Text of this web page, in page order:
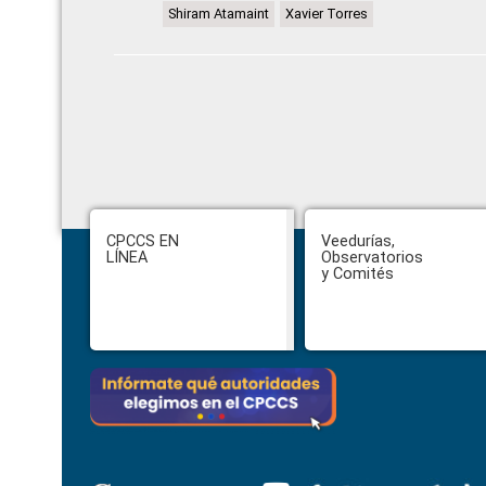
Shiram Atamaint Xavier Torres
Footer
CPCCS EN
LÍNEA
Veedurías,
Observatorios
y Comités